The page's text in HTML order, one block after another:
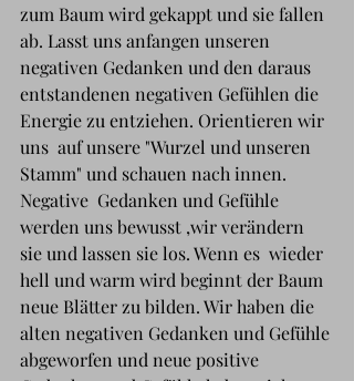
zum Baum wird gekappt und sie fallen
ab. Lasst uns anfangen unseren
negativen Gedanken und den daraus
entstandenen negativen Gefühlen die
Energie zu entziehen. Orientieren wir
uns  auf unsere "Wurzel und unseren
Stamm" und schauen nach innen.
Negative  Gedanken und Gefühle
werden uns bewusst ,wir verändern
sie und lassen sie los. Wenn es  wieder
hell und warm wird beginnt der Baum
neue Blätter zu bilden. Wir haben die
alten negativen Gedanken und Gefühle
abgeworfen und neue positive